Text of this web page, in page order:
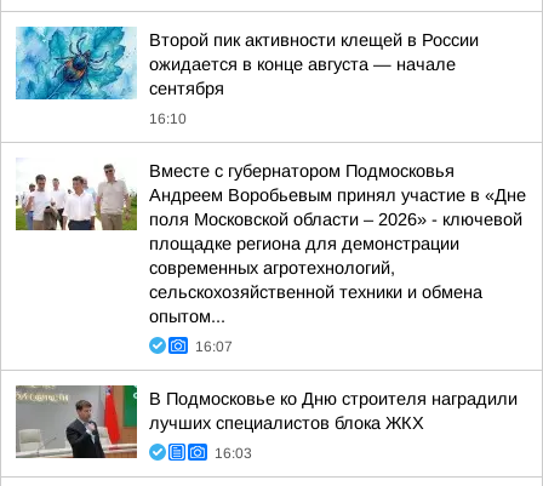
Второй пик активности клещей в России
ожидается в конце августа — начале
сентября
16:10
Вместе с губернатором Подмосковья
Андреем Воробьевым принял участие в «Дне
поля Московской области – 2026» - ключевой
площадке региона для демонстрации
современных агротехнологий,
сельскохозяйственной техники и обмена
опытом...
16:07
В Подмосковье ко Дню строителя наградили
лучших специалистов блока ЖКХ
16:03